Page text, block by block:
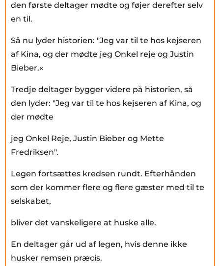
den første deltager mødte og føjer derefter selv
en til.
Så nu lyder historien: "Jeg var til te hos kejseren
af Kina, og der mødte jeg Onkel reje og Justin
Bieber.«
Tredje deltager bygger videre på historien, så
den lyder: "Jeg var til te hos kejseren af Kina, og
der mødte
jeg Onkel Reje, Justin Bieber og Mette
Fredriksen".
Legen fortsættes kredsen rundt. Efterhånden
som der kommer flere og flere gæster med til te
selskabet,
bliver det vanskeligere at huske alle.
En deltager går ud af legen, hvis denne ikke
husker remsen præcis.